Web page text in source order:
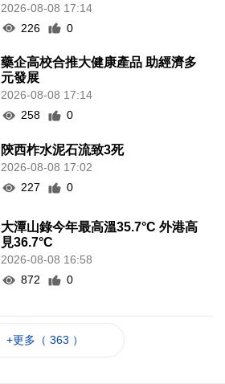
2026-08-08 17:14
226
0
藥企高校合推大健康產品 助經濟多
元發展
2026-08-08 17:14
258
0
陝西柞水泥石流致3死
2026-08-08 17:02
227
0
大潭山錄今年最高溫35.7°C 外港高
見36.7°C
2026-08-08 16:58
872
0
+更多（ 363 ）